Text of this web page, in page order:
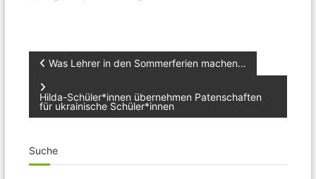
Beitragsnavigation
Was Lehrer in den Sommerferien machen…
Hilda-Schüler*innen übernehmen Patenschaften
für ukrainische Schüler*innen
Suche